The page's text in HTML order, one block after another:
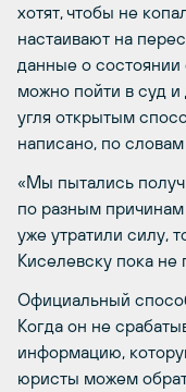
хотят, чтобы не
настаивают на
данные о
можно пойти в суд и
угля открытым
написано, по
«Мы пытались
по разным
уже утратили силу,
Киселевску пока не
Официальный
Когда он не
информацию,
юристы можем